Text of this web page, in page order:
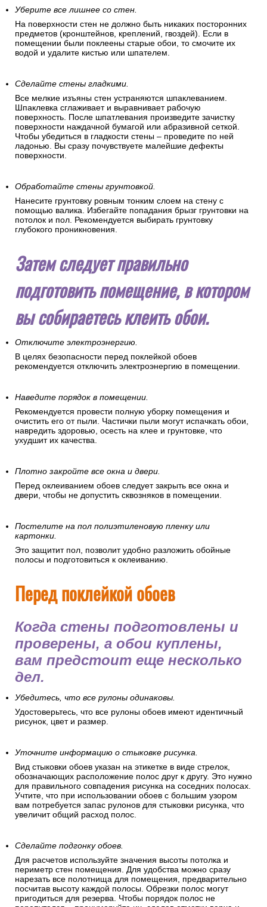
Уберите все лишнее со стен.
На поверхности стен не должно быть никаких посторонних
предметов (кронштейнов, креплений, гвоздей). Если в
помещении были поклеены старые обои, то смочите их
водой и удалите кистью или шпателем.
Сделайте стены гладкими.
Все мелкие изъяны стен устраняются шпаклеванием.
Шпаклевка сглаживает и выравнивает рабочую
поверхность. После шпатлевания произведите зачистку
поверхности наждачной бумагой или абразивной сеткой.
Чтобы убедиться в гладкости стены – проведите по ней
ладонью. Вы сразу почувствуете малейшие дефекты
поверхности.
Обработайте стены грунтовкой.
Нанесите грунтовку ровным тонким слоем на стену с
помощью валика. Избегайте попадания брызг грунтовки на
потолок и пол. Рекомендуется выбирать грунтовку
глубокого проникновения.
Затем следует правильно
подготовить помещение, в котором
вы собираетесь клеить обои.
Отключите электроэнергию.
В целях безопасности перед поклейкой обоев
рекомендуется отключить электроэнергию в помещении.
Наведите порядок в помещении.
Рекомендуется провести полную уборку помещения и
очистить его от пыли. Частички пыли могут испачкать обои,
навредить здоровью, осесть на клее и грунтовке, что
ухудшит их качества.
Плотно закройте все окна и двери.
Перед оклеиванием обоев следует закрыть все окна и
двери, чтобы не допустить сквозняков в помещении.
Постелите на пол полиэтиленовую пленку или
картонки.
Это защитит пол, позволит удобно разложить обойные
полосы и подготовиться к оклеиванию.
Перед поклейкой обоев
Когда стены подготовлены и
проверены, а обои куплены,
вам предстоит еще несколько
дел.
Убедитесь, что все рулоны одинаковы.
Удостоверьтесь, что все рулоны обоев имеют идентичный
рисунок, цвет и размер.
Уточните информацию о стыковке рисунка.
Вид стыковки обоев указан на этикетке в виде стрелок,
обозначающих расположение полос друг к другу. Это нужно
для правильного совпадения рисунка на соседних полосах.
Учтите, что при использовании обоев с большим узором
вам потребуется запас рулонов для стыковки рисунка, что
увеличит общий расход полос.
Сделайте подгонку обоев.
Для расчетов используйте значения высоты потолка и
периметр стен помещения. Для удобства можно сразу
нарезать все полотнища для помещения, предварительно
посчитав высоту каждой полосы. Обрезки полос могут
пригодиться для резерва. Чтобы порядок полос не